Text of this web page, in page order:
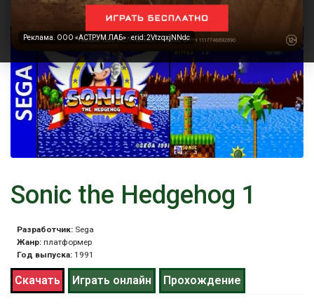
Реклама. ООО «АСТРУМ ЛАБ» · erid: 2VtzqxjNNdc
Реклама. ООО «АСТРУМ ЛАБ» · erid: 2VtzqxjNNdc
Sonic the Hedgehog 1
Разработчик: Sega
Жанр: платформер
Год выпуска: 1991
Скачать Играть онлайн Прохождение